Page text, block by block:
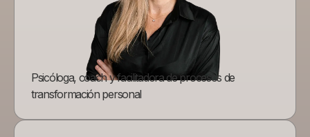
Psicóloga, coach y facilitadora de procesos de
transformación personal